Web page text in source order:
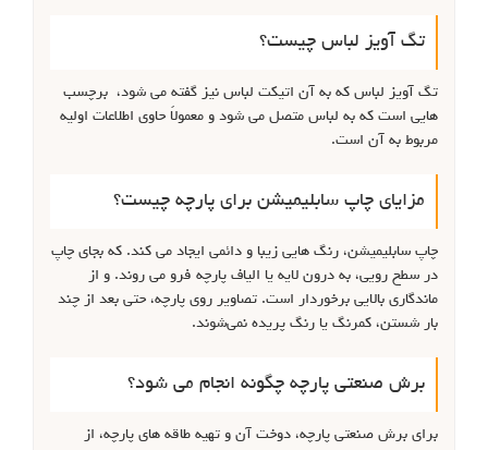
تگ آویز لباس چیست؟
تگ آویز لباس که به آن اتیکت لباس نیز گفته می شود، برچسب
هایی است که به لباس متصل می شود و معمولاً حاوی اطلاعات اولیه
مربوط به آن است.
مزایای چاپ سابلیمیشن برای پارچه چیست؟
چاپ سابلیمیشن، رنگ هایی زیبا و دائمی ایجاد می کند. که بجای چاپ
در سطح رویی، به درون لایه یا الیاف پارچه فرو می روند. و از
ماندگاری بالایی برخوردار است. تصاویر روی پارچه، حتی بعد از چند
بار شستن، کمرنگ یا رنگ پریده نمی‌شوند.
برش صنعتی پارچه چگونه انجام می شود؟
برای برش صنعتی پارچه، دوخت آن و تهیه طاقه های پارچه، از